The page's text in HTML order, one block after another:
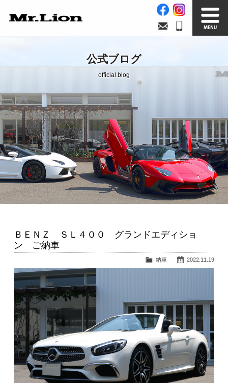
在庫車情報 買取無料査定
Factory
自社工場 サービス案内
Official Blog
公式ブログ
Company info.
会社案内
公式ブログ
official blog
ＢＥＮＺ ＳＬ４００ グランドエディショ
ン ご納車
2022.11.19
納車